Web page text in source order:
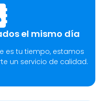
el mismo día
es tu tiempo, estamos
un servicio de calidad.